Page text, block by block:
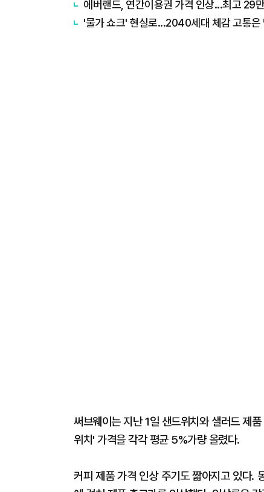
에버랜드, 연간이용권 가격 인상...최고 29
​'물가 쇼크' 현실로...2040세대 체감 고통은
써브웨이는 지난 1일 샌드위치와 샐러드 제
위치' 가격을 각각 평균 5%가량 올렸다.
커피 제품 가격 인상 주기도 짧아지고 있다.